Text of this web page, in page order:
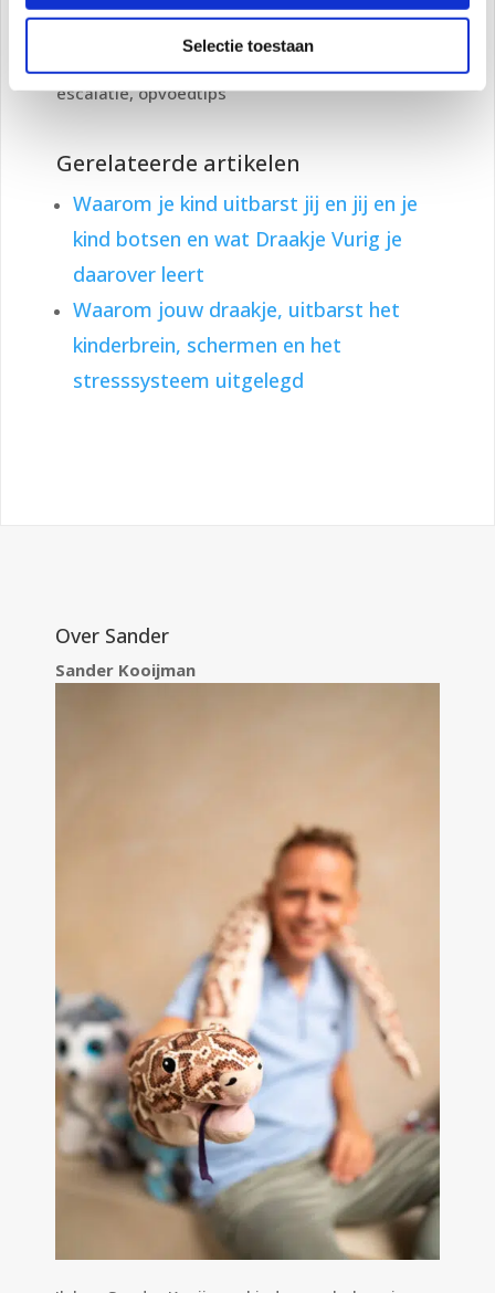
Selectie toestaan
stellen, opvoeden vanuit regie, boosgedrag,
draakje vurig, sterke moeder sterk kind, minder
boos, kinderpsycholoog, moeras model,
escalatie, opvoedtips
Gerelateerde artikelen
Waarom je kind uitbarst jij en jij en je
kind botsen en wat Draakje Vurig je
daarover leert
Waarom jouw draakje, uitbarst het
kinderbrein, schermen en het
stresssysteem uitgelegd
Over Sander
Sander Kooijman